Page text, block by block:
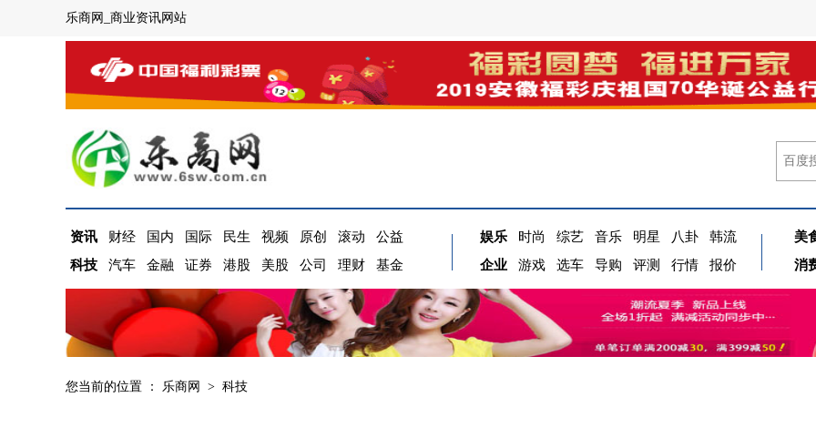
乐商网_商业资讯网站
资讯 财经 国内 国际 民生 视频 原创 滚动
公益
科技
汽车 金融 证券 港股 美股 公司 理财 基金
娱乐 时尚 综艺 音乐 明星 八卦
韩流
企业
游戏 选车 导购 评测 行情 报价
美
消
您当前的位置 ： 乐商网 > 科技